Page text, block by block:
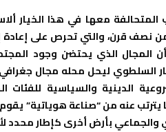
معها في هذا الخيار
من نصف قرن، والتي تحرص على
الذي يحتضن وجود
السلطوي ليحل محله مجال
الدينية والسياسية
عنه من “صناعة هوياتية”
والجماعي بأرض أخرى كإطار محدد